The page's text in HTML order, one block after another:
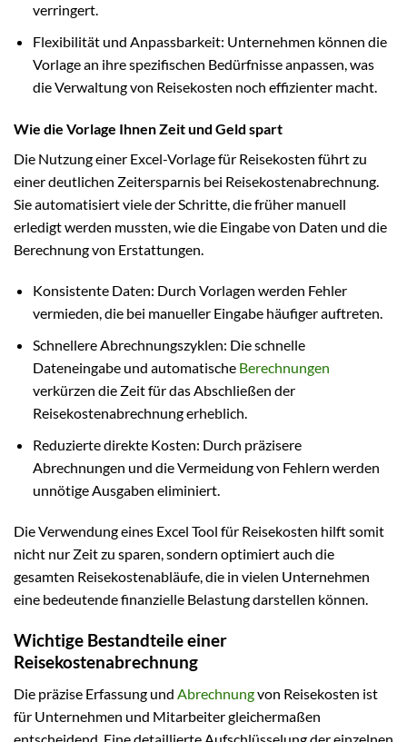
verringert.
Flexibilität und Anpassbarkeit: Unternehmen können die
Vorlage an ihre spezifischen Bedürfnisse anpassen, was
die Verwaltung von Reisekosten noch effizienter macht.
Wie die Vorlage Ihnen Zeit und Geld spart
Die Nutzung einer Excel-Vorlage für Reisekosten führt zu
einer deutlichen Zeitersparnis bei Reisekostenabrechnung.
Sie automatisiert viele der Schritte, die früher manuell
erledigt werden mussten, wie die Eingabe von Daten und die
Berechnung von Erstattungen.
Konsistente Daten: Durch Vorlagen werden Fehler
vermieden, die bei manueller Eingabe häufiger auftreten.
Schnellere Abrechnungszyklen: Die schnelle
Dateneingabe und automatische Berechnungen
verkürzen die Zeit für das Abschließen der
Reisekostenabrechnung erheblich.
Reduzierte direkte Kosten: Durch präzisere
Abrechnungen und die Vermeidung von Fehlern werden
unnötige Ausgaben eliminiert.
Die Verwendung eines Excel Tool für Reisekosten hilft somit
nicht nur Zeit zu sparen, sondern optimiert auch die
gesamten Reisekostenabläufe, die in vielen Unternehmen
eine bedeutende finanzielle Belastung darstellen können.
Wichtige Bestandteile einer
Reisekostenabrechnung
Die präzise Erfassung und Abrechnungvon Reisekosten ist
für Unternehmen und Mitarbeiter gleichermaßen